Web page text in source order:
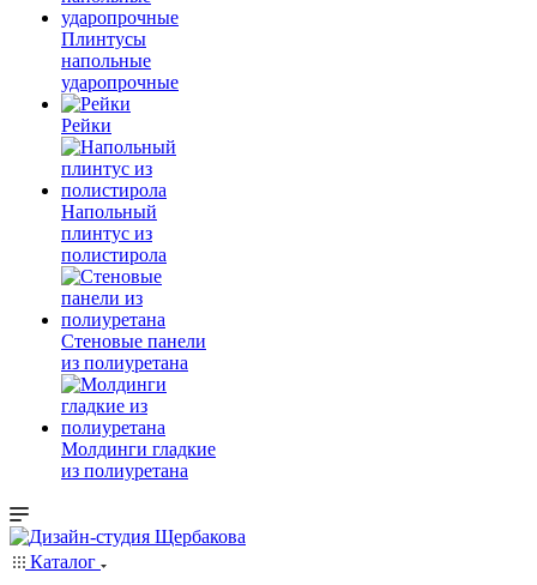
Плинтусы
напольные
ударопрочные
Рейки
Напольный
плинтус из
полистирола
Стеновые панели
из полиуретана
Молдинги гладкие
из полиуретана
Каталог